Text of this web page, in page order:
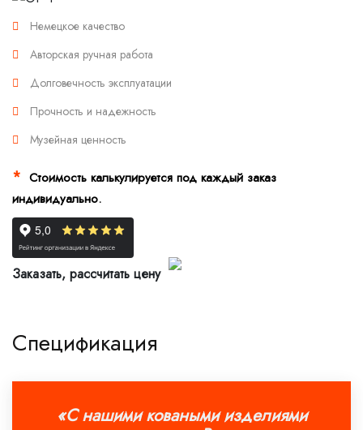
Немецкое качество
Авторская ручная работа
Долговечность эксплуатации
Прочность и надежность
Музейная ценность
* Стоимость калькулируется под каждый заказ
индивидуально.
Заказать, рассчитать цену
Спецификация
«С нашими коваными изделиями